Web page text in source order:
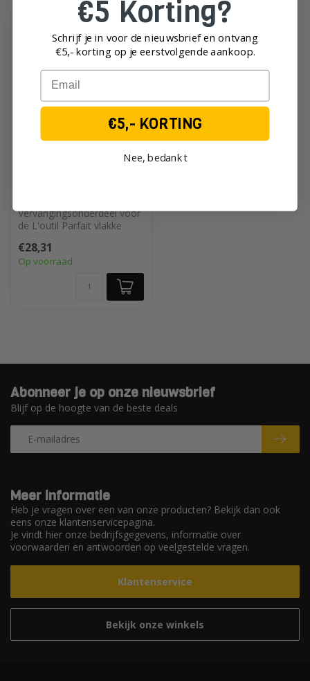
Vervangingsonderdeel voor
de L'outil Parfait vlakke
€28,31
Op voorraad
Meer informatie
Heb je vragen over een van onze producten? Bekijk dan ook
eens onze klantenservicepagina.
Je vindt hier onze bedrijfsgegevens, informatie over
voorwaarden en antwoorden op veelgestelde vragen.
Klantenservice
Bekijk onze winkels
Abonneer je op onze nieuwsbrief
Blijf op de hoogte van de beste deals
€5 Korting?
Schrijf je in voor de nieuwsbrief en ontvang
€5,- korting op je eerstvolgende aankoop.
Email
€5,- KORTING
Nee, bedankt